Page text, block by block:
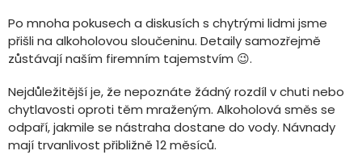
Po mnoha pokusech a diskusích s chytrými lidmi jsme
přišli na alkoholovou sloučeninu. Detaily samozřejmě
zůstávají naším firemním tajemstvím 😉.
Nejdůležitější je, že nepoznáte žádný rozdíl v chuti nebo
chytlavosti oproti těm mraženým. Alkoholová směs se
odpaří, jakmile se nástraha dostane do vody. Návnady
mají trvanlivost přibližně 12 měsíců.